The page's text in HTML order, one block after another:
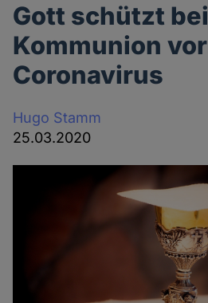
Gott schützt bei
Kommunion vor
Coronavirus
Hugo Stamm
25.03.2020